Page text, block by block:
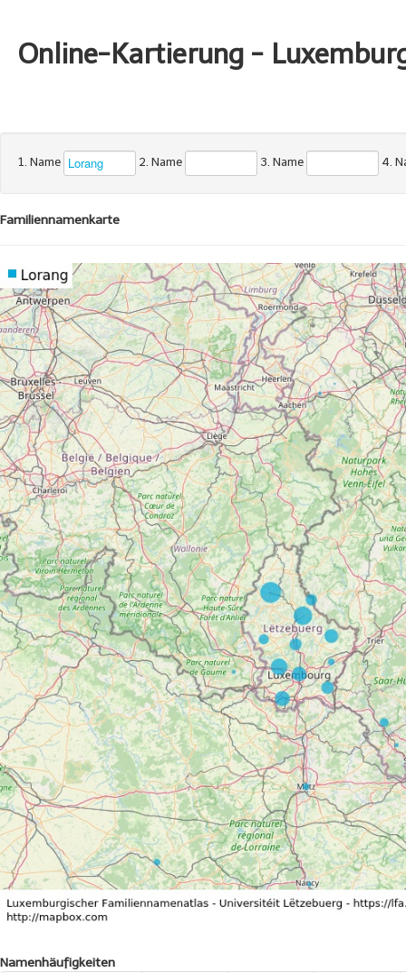
Online-Kartierung -
1. Name 2. Name 3. Name 4.
Familiennamenkarte
Namenhäufigkeiten